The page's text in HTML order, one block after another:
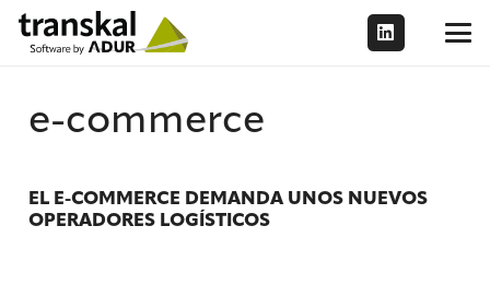
e-commerce
EL E-COMMERCE DEMANDA UNOS NUEVOS
OPERADORES LOGÍSTICOS